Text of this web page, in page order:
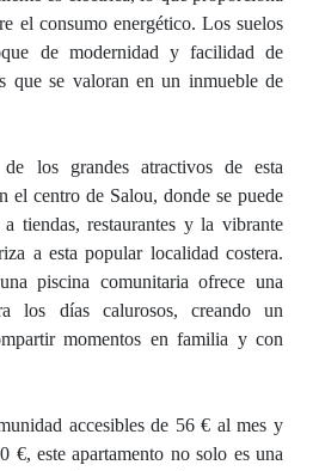
el consumo energético. Los suelos
de modernidad y facilidad de
que se valoran en un inmueble de
los grandes atractivos de esta
el centro de Salou, donde se puede
tiendas, restaurantes y la vibrante
a esta popular localidad costera.
piscina comunitaria ofrece una
los días calurosos, creando un
momentos en familia y con
accesibles de 56 € al mes y
€, este apartamento no solo es una